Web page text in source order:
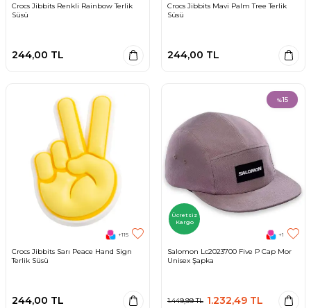
Crocs Jibbits Renkli Rainbow Terlik
Süsü
244,00 TL
Crocs Jibbits Mavi Palm Tree Terlik
Süsü
244,00 TL
+115
Crocs Jibbits Sarı Peace Hand Sign
Terlik Süsü
244,00 TL
%15
Ücretsiz
Kargo
+1
Salomon Lc2023700 Five P Cap Mor
Unisex Şapka
1.449,99TL 1.232,49 TL